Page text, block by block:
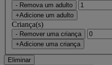
- Remova um adulto
+Adicione um adulto
Criança(s)
- Remover uma criança
+Adicione uma criança
Eliminar